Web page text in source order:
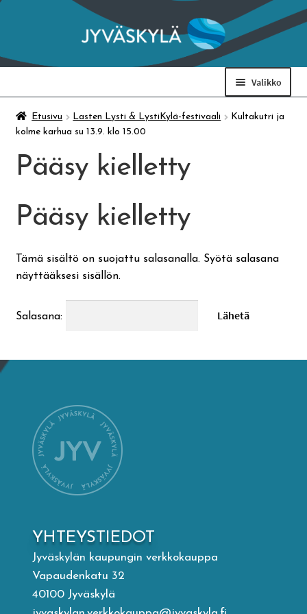
Siirry
navigointiin
Siirry
sisältöön
Valikko
Taidemuseo & Ratamo
Suomen käsityön museo
Ateria- ja välipalamaksut
Kirjasto
Visit Jyvaskyla Region
Valon Kaupunki
Lasten Lysti & LystiKylä-festivaali
Ohje
Etusivu Lasten Lysti & LystiKylä-festivaali
Kultakutri ja
kolme karhua su 13.9. klo 15.00
Pääsy kielletty
Pääsy kielletty
Tämä sisältö on suojattu salasanalla. Syötä salasana
näyttääksesi sisällön.
Salasana:
YHTEYSTIEDOT
Jyväskylän kaupungin verkkokauppa
Vapaudenkatu 32
40100 Jyväskylä